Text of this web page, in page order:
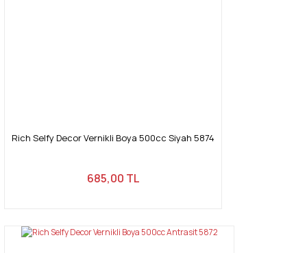
Rich Selfy Decor Vernikli Boya 500cc Siyah 5874
685,00 TL